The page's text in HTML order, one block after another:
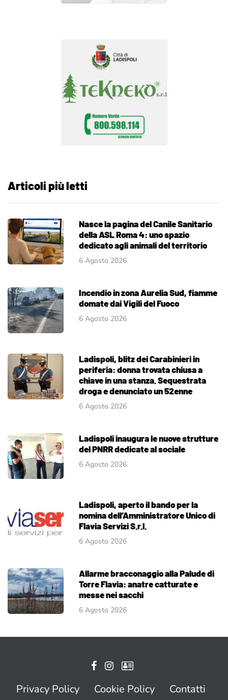
Articoli più letti
Nasce la pagina del Canile Sanitario
della ASL Roma 4: uno spazio
dedicato agli animali del territorio
6 Agosto 2026
Incendio in zona Aurelia Sud, fiamme
domate dai Vigili del Fuoco
6 Agosto 2026
Ladispoli, blitz dei Carabinieri in
periferia: donna trovata chiusa a
chiave in una stanza. Sequestrata
droga e denunciato un 52enne
6 Agosto 2026
Ladispoli inaugura le nuove strutture
del PNRR dedicate al sociale
6 Agosto 2026
Ladispoli, aperto il bando per la
nomina dell’Amministratore Unico di
Flavia Servizi S.r.l.
6 Agosto 2026
Allarme bracconaggio alla Palude di
Torre Flavia: anatre catturate e
messe nei sacchi
6 Agosto 2026
Privacy Policy Cookie Policy
Contatti